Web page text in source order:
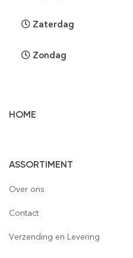
HOME
ASSORTIMENT
Over ons
Contact
Verzending en Levering
Zaterdag
Zondag